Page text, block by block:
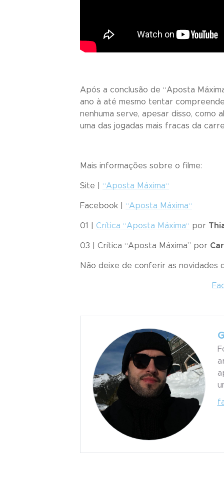
Após a conclusão de “Aposta
ano à até mesmo tentar
nenhuma serve, apesar disso,
uma das jogadas mais fracas da
Mais informações sobre o filme:
Site | “Aposta Máxima“
Facebook | “Aposta Máxima“
01 | Crítica “Aposta Máxima“ por
03 | Crítica “Aposta Máxima” por
Não deixe de conferir as novidades